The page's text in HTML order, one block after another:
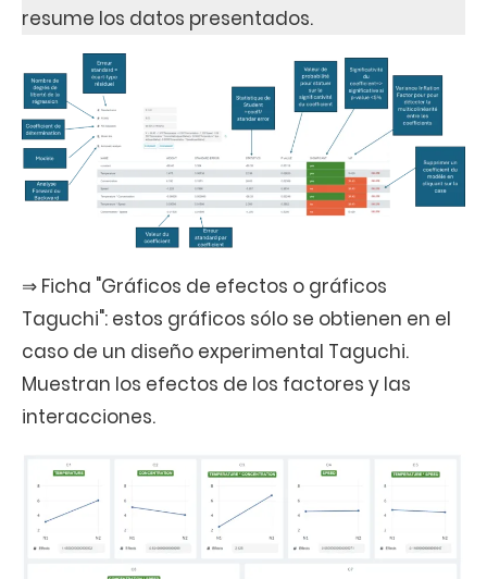
resume los datos presentados.
⇒ Ficha "Gráficos de efectos o gráficos
Taguchi": estos gráficos sólo se obtienen en el
caso de un diseño experimental Taguchi.
Muestran los efectos de los factores y las
interacciones.